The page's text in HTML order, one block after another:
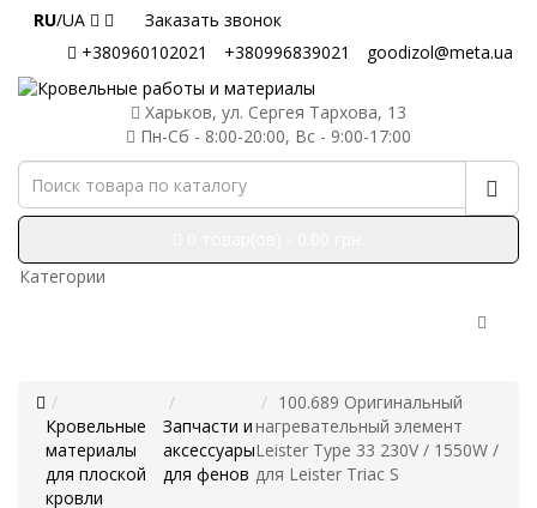
RU/UA
Заказать звонок
+380960102021
+380996839021 goodizol@meta.ua
Харьков, ул. Сергея Тархова, 13
Пн-Сб - 8:00-20:00, Вс - 9:00-17:00
Категории
Кровельные
материалы
для плоской
кровли
Запчасти и
аксессуары
для фенов
100.689 Оригинальный
нагревательный элемент
Leister Type 33 230V / 1550W /
для Leister Triac S